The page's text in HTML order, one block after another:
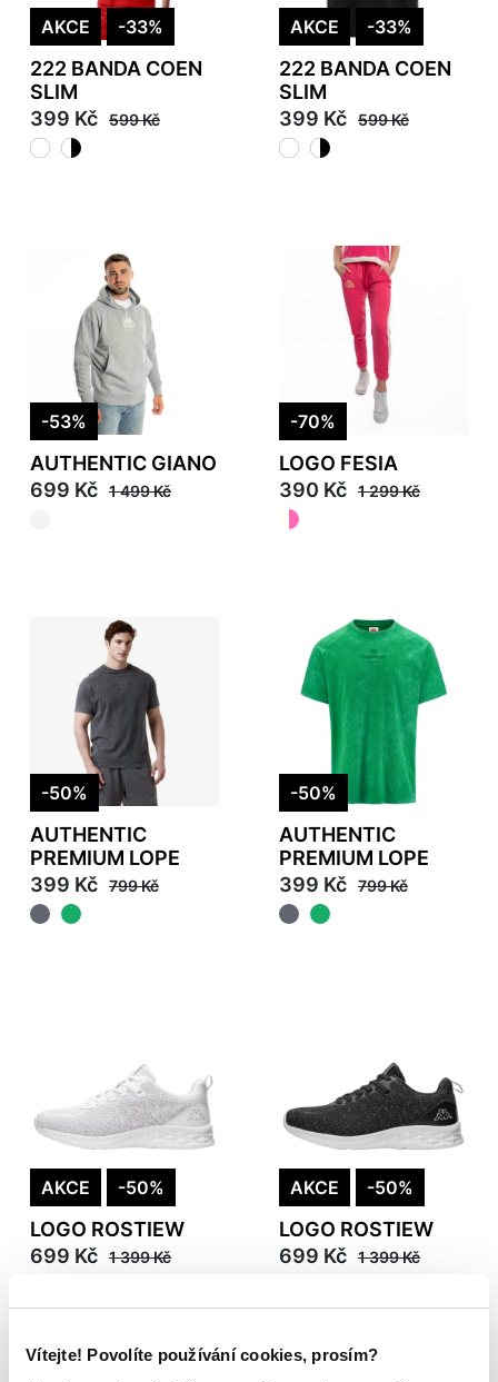
Vítejte! Povolíte používání cookies, prosím?
AKCE -33%
222 BANDA COEN
SLIM
399 Kč 599 Kč
AKCE -33%
222 BANDA COEN
SLIM
399 Kč 599 Kč
-53%
AUTHENTIC GIANO
699 Kč 1 499 Kč
-70%
LOGO FESIA
390 Kč 1 299 Kč
-50%
AUTHENTIC
PREMIUM LOPE
399 Kč 799 Kč
-50%
AUTHENTIC
PREMIUM LOPE
399 Kč 799 Kč
AKCE -50%
LOGO ROSTIEW
699 Kč 1 399 Kč
AKCE -50%
LOGO ROSTIEW
699 Kč 1 399 Kč